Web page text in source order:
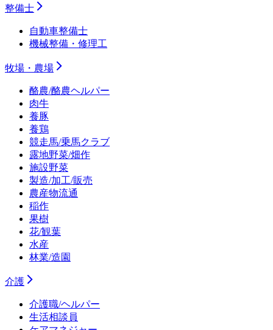
整備士
自動車整備士
機械整備・修理工
牧場・農場
酪農/酪農ヘルパー
肉牛
養豚
養鶏
競走馬/乗馬クラブ
露地野菜/畑作
施設野菜
製造/加工/販売
農産物流通
稲作
果樹
花/観葉
水産
林業/造園
介護
介護職/ヘルパー
生活相談員